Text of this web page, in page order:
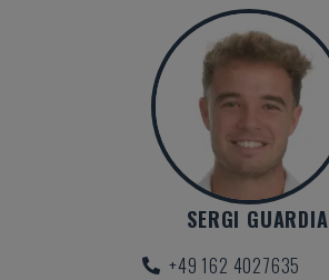
SERGI GUARDIA
+49 162 4027635